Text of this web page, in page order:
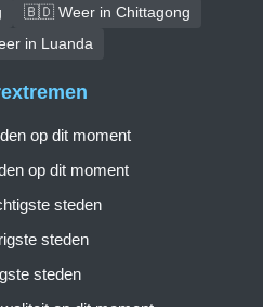
🇧🇩 Weer in Chittagong
in Luanda
op dit moment
op dit moment
steden
steden
steden